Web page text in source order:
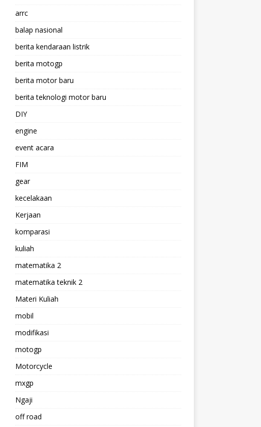
arrc
balap nasional
berita kendaraan listrik
berita motogp
berita motor baru
berita teknologi motor baru
DIY
engine
event acara
FIM
gear
kecelakaan
Kerjaan
komparasi
kuliah
matematika 2
matematika teknik 2
Materi Kuliah
mobil
modifikasi
motogp
Motorcycle
mxgp
Ngaji
off road